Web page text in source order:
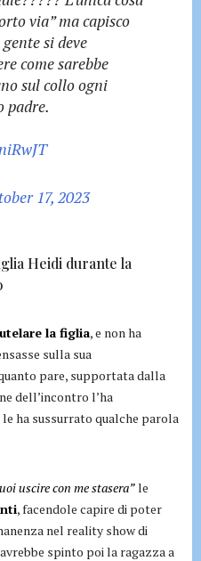
via” ma capisco
si deve
come sarebbe
sul collo ogni
padre.
17, 2023
Heidi durante la
la figlia, e non ha
sulla sua
pare, supportata dalla
dell’incontro l’ha
ha sussurrato qualche parola
uscire con me stasera”le
, facendole capire di poter
nel reality show di
spinto poi la ragazza a